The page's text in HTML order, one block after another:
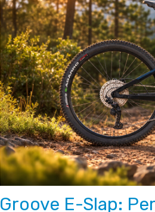
Groove E-Slap: